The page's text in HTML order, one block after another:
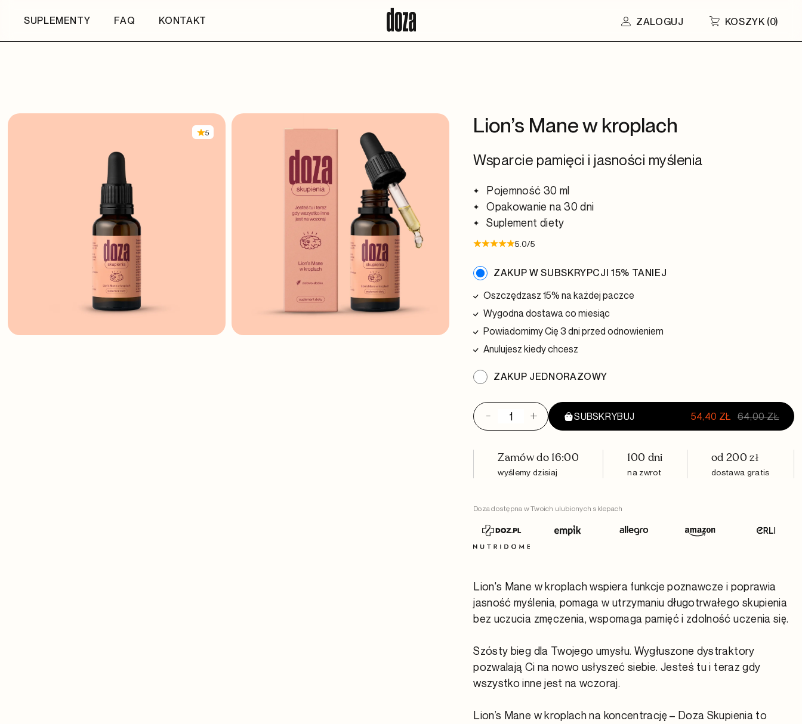
SUPLEMENTY FAQ KONTAKT ZALOGUJ KOSZYK (0)
5 Lion’s Mane w kroplach
Wsparcie pamięci i jasności myślenia
Pojemność 30 ml
Opakowanie na 30 dni
Suplement diety
5.0/5
ZAKUP W SUBSKRYPCJI 15% TANIEJ
Oszczędzasz 15% na każdej paczce
Wygodna dostawa co miesiąc
Powiadomimy Cię 3 dni przed odnowieniem
Anulujesz kiedy chcesz
ZAKUP JEDNORAZOWY
-
ilość
Lion's
w
+ SUBSKRYBUJ 54,40 ZŁ 64,00ZŁ
ZOBACZ KOSZYK
Zamów do 16:00
wyślemy dzisiaj
100 dni
na zwrot
od 200 zł
dostawa gratis
Doza dostępna w Twoich ulubionych sklepach
Lion's Mane w kroplach wspiera funkcje poznawcze i poprawia
jasność myślenia, pomaga w utrzymaniu długotrwałego skupienia
bez uczucia zmęczenia, wspomaga pamięć i zdolność uczenia się.
Szósty bieg dla Twojego umysłu. Wygłuszone dystraktory
pozwalają Ci na nowo usłyszeć siebie. Jesteś tu i teraz gdy
wszystko inne jest na wczoraj.
Lion’s Mane w kroplach na koncentrację – Doza Skupienia to